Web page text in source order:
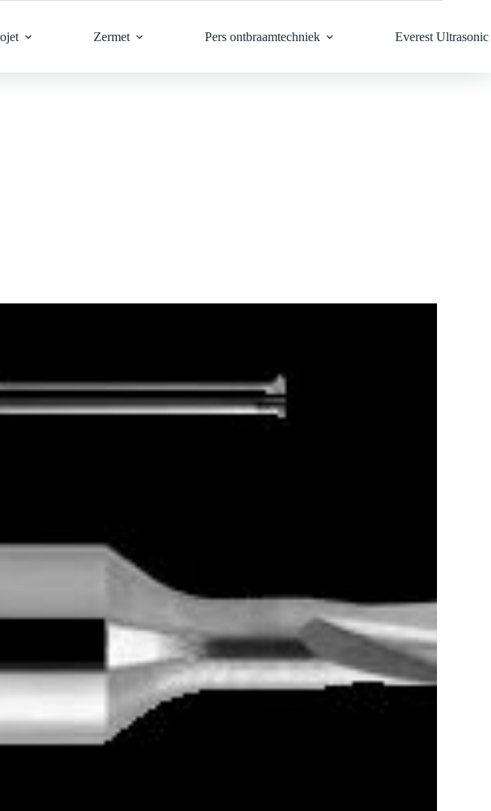
Zermet Pers ontbraamtechniek Everest Ultrasonic